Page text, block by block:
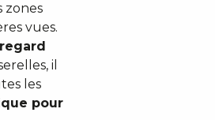
zones
vues.
il
les
pour